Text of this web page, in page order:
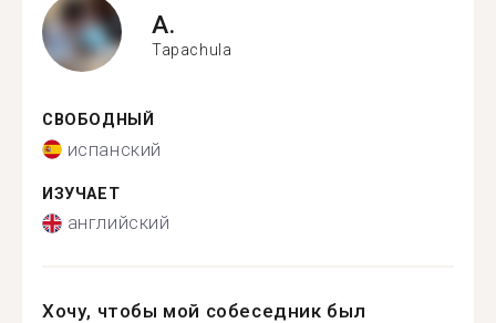
A.
Tapachula
СВОБОДНЫЙ
испанский
ИЗУЧАЕТ
английский
Хочу, чтобы мой собеседник был